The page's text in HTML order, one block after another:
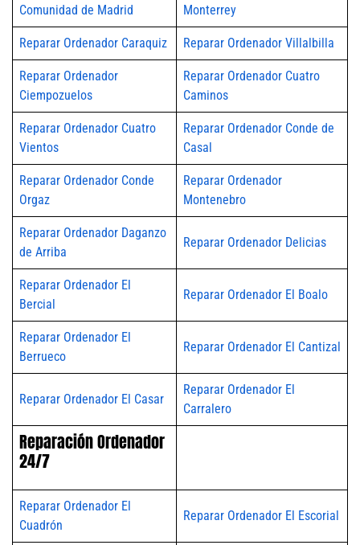
Comunidad de Madrid
Monterrey
Reparar Ordenador Caraquiz Reparar Ordenador Villalbilla
Reparar Ordenador
Ciempozuelos
Reparar Ordenador Cuatro
Caminos
Reparar Ordenador Cuatro
Vientos
Reparar Ordenador Conde de
Casal
Reparar Ordenador Conde
Orgaz
Reparar Ordenador
Montenebro
Reparar Ordenador Daganzo
de Arriba
Reparar Ordenador Delicias
Reparar Ordenador El
Bercial
Reparar Ordenador El Boalo
Reparar Ordenador El
Berrueco
Reparar Ordenador El Cantizal
Reparar Ordenador El Casar
Reparar Ordenador El
Carralero
Reparación Ordenador
24/7
Reparar Ordenador El
Cuadrón
Reparar Ordenador El Escorial